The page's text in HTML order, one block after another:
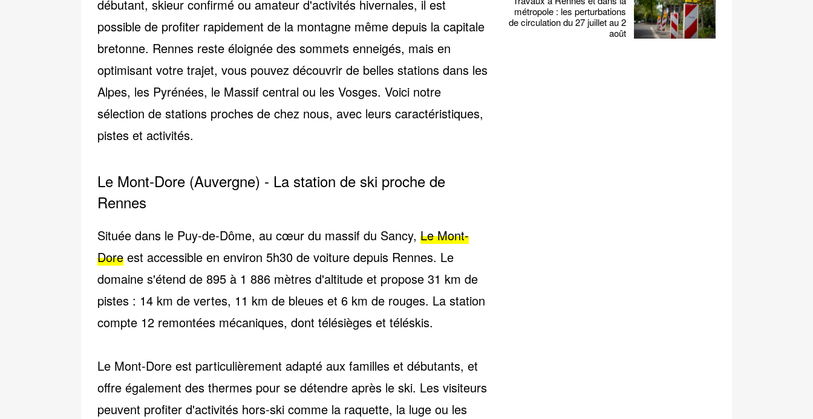
débutant, skieur confirmé ou amateur d'activités hivernales, il est
possible de profiter rapidement de la montagne même depuis la capitale
bretonne. Rennes reste éloignée des sommets enneigés, mais en
optimisant votre trajet, vous pouvez découvrir de belles stations dans les
Alpes, les Pyrénées, le Massif central ou les Vosges. Voici notre
sélection de stations proches de chez nous, avec leurs caractéristiques,
pistes et activités.
Le Mont-Dore (Auvergne) - La station de ski proche de
Rennes
Située dans le Puy-de-Dôme, au cœur du massif du Sancy,Le Mont-
Dore est accessible en environ 5h30 de voiture depuis Rennes. Le
domaine s'étend de 895 à 1 886 mètres d'altitude et propose31 km de
pistes : 14 km de vertes, 11 km de bleues et 6 km de rouges. La station
compte 12 remontées mécaniques, dont télésièges et téléskis.
Le Mont-Dore est particulièrement adapté auxfamilles et débutants, et
offre également desthermes pour se détendre après le ski. Les visiteurs
peuvent profiter d'activités hors-ski comme la raquette, la luge ou les
métropole : les perturbations
de circulation du 27 juillet au 2
août